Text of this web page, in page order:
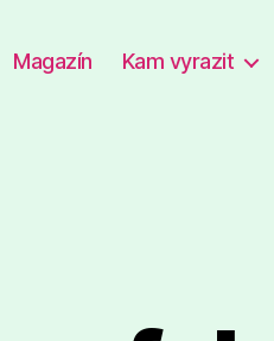
Magazín Kam vyrazit